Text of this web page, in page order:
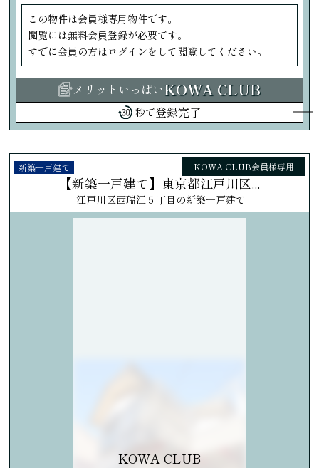
この物件は会員様専用物件です。
閲覧には無料会員登録が必要です。
すでに会員の方はログインをして閲覧してください。
メリットいっぱいKOWA CLUB
秒で登録完了
新築一戸建て
【新築一戸建て】東京都江戸川区...
江戸川区西瑞江５丁目の新築一戸建て
KOWA CLUB会員様専用
KOWA CLUB